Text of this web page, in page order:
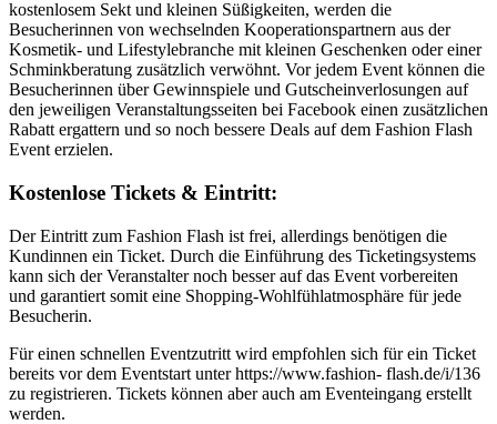
kostenlosem Sekt und kleinen Süßigkeiten, werden die
Besucherinnen von wechselnden Kooperationspartnern aus der
Kosmetik- und Lifestylebranche mit kleinen Geschenken oder einer
Schminkberatung zusätzlich verwöhnt. Vor jedem Event können die
Besucherinnen über Gewinnspiele und Gutscheinverlosungen auf
den jeweiligen Veranstaltungsseiten bei Facebook einen zusätzlichen
Rabatt ergattern und so noch bessere Deals auf dem Fashion Flash
Event erzielen.
Kostenlose Tickets & Eintritt:
Der Eintritt zum Fashion Flash ist frei, allerdings benötigen die
Kundinnen ein Ticket. Durch die Einführung des Ticketingsystems
kann sich der Veranstalter noch besser auf das Event vorbereiten
und garantiert somit eine Shopping-Wohlfühlatmosphäre für jede
Besucherin.
Für einen schnellen Eventzutritt wird empfohlen sich für ein Ticket
bereits vor dem Eventstart unter https://www.fashion- flash.de/i/136
zu registrieren. Tickets können aber auch am Eventeingang erstellt
werden.